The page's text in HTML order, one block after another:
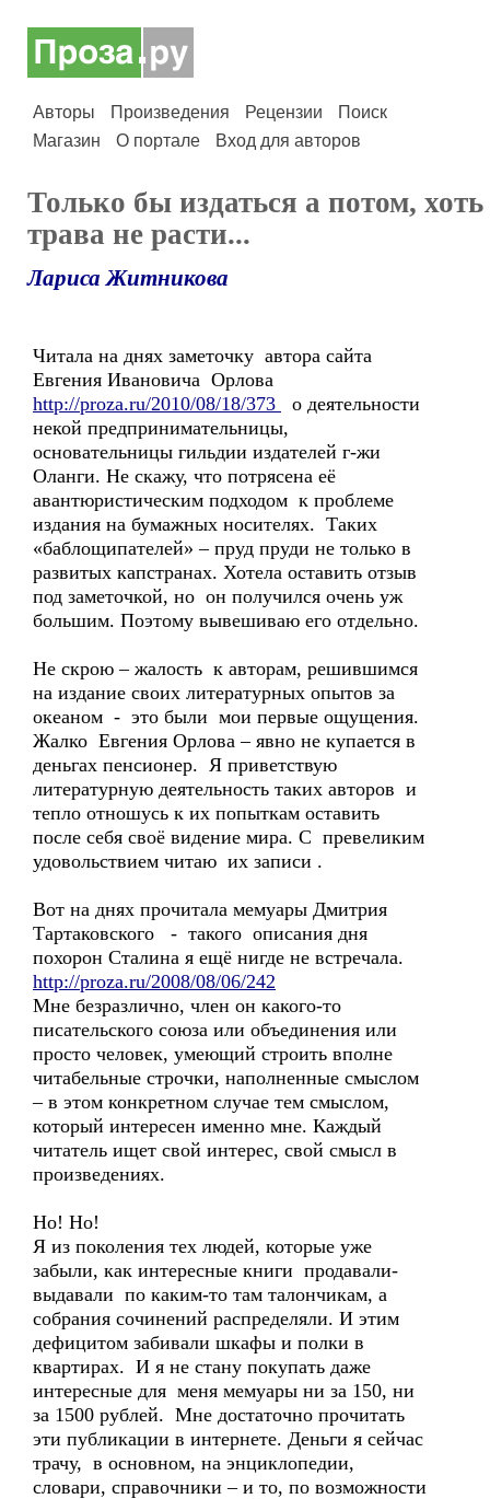
Авторы Произведения Рецензии
Поиск
Магазин
О портале Вход для авторов
Только бы издаться а потом, хоть
трава не расти...
Лариса Житникова
Читала на днях заметочку автора сайта
Евгения Ивановича Орлова
http://proza.ru/2010/08/18/373
о деятельности
некой предпринимательницы,
основательницы гильдии издателей г-жи
Оланги. Не скажу, что потрясена её
авантюристическим подходом к проблеме
издания на бумажных носителях. Таких
«баблощипателей» – пруд пруди не только в
развитых капстранах. Хотела оставить отзыв
под заметочкой, но он получился очень уж
большим. Поэтому вывешиваю его отдельно.
Не скрою – жалость к авторам, решившимся
на издание своих литературных опытов за
океаном - это были мои первые ощущения.
Жалко Евгения Орлова – явно не купается в
деньгах пенсионер. Я приветствую
литературную деятельность таких авторов и
тепло отношусь к их попыткам оставить
после себя своё видение мира. С превеликим
удовольствием читаю их записи .
Вот на днях прочитала мемуары Дмитрия
Тартаковского - такого описания дня
похорон Сталина я ещё нигде не встречала.
http://proza.ru/2008/08/06/242
Мне безразлично, член он какого-то
писательского союза или объединения или
просто человек, умеющий строить вполне
читабельные строчки, наполненные смыслом
– в этом конкретном случае тем смыслом,
который интересен именно мне. Каждый
читатель ищет свой интерес, свой смысл в
произведениях.
Но! Но!
Я из поколения тех людей, которые уже
забыли, как интересные книги продавали-
выдавали по каким-то там талончикам, а
собрания сочинений распределяли. И этим
дефицитом забивали шкафы и полки в
квартирах. И я не стану покупать даже
интересные для меня мемуары ни за 150, ни
за 1500 рублей. Мне достаточно прочитать
эти публикации в интернете. Деньги я сейчас
трачу, в основном, на энциклопедии,
словари, справочники – и то, по возможности